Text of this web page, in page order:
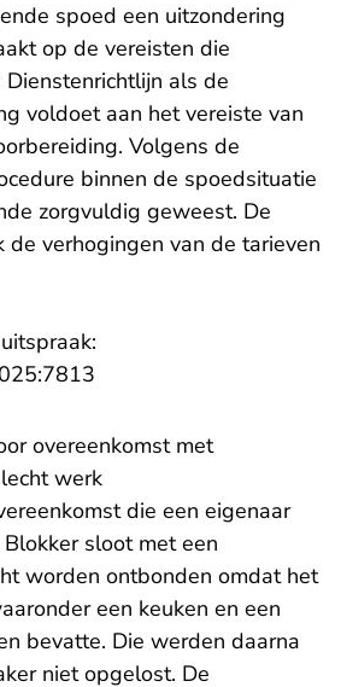
spoed een uitzondering
op de vereisten die
als de
voldoet aan het vereiste van
Volgens de
binnen de spoedsituatie
zorgvuldig geweest. De
de verhogingen van de tarieven
overeenkomst met
werk
die een eigenaar
sloot met een
worden ontbonden omdat het
een keuken en een
bevatte. Die werden daarna
niet opgelost. De